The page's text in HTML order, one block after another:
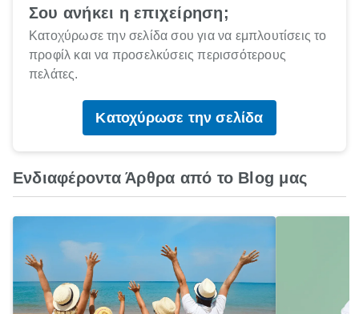
Σου ανήκει η επιχείρηση;
Κατοχύρωσε την σελίδα σου για να εμπλουτίσεις το
προφίλ και να προσελκύσεις περισσότερους
πελάτες.
Κατοχύρωσε την σελίδα
Ενδιαφέροντα Άρθρα από το Blog μας